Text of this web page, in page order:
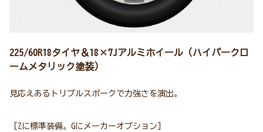
225/60R18タイヤ＆18×7Jアルミホイール（ハイパークロ
ームメタリック塗装）
見応えあるトリプルスポークで力強さを演出。
［Zに標準装備。Gにメーカーオプション］